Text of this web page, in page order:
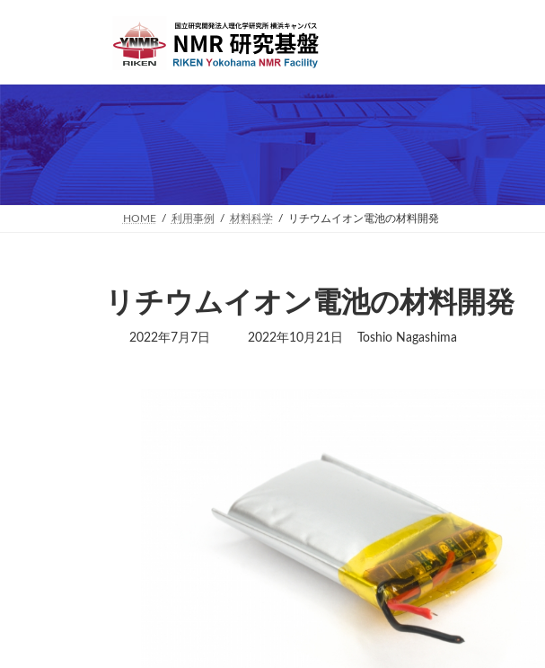
ツ
へ
ス
キ
ッ
プ
シ
ョ
ン
に
移
動
HOME 利用事例 材料科学 リチウムイオン電池の材料開発
リチウムイオン電池の材料開発
2022年7月7日
最
2022年10月21日 Toshio Nagashima